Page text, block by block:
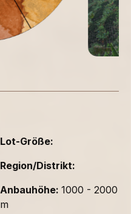
Lot-Größe:
Region/Distrikt:
Anbauhöhe: 1000 - 2000
m